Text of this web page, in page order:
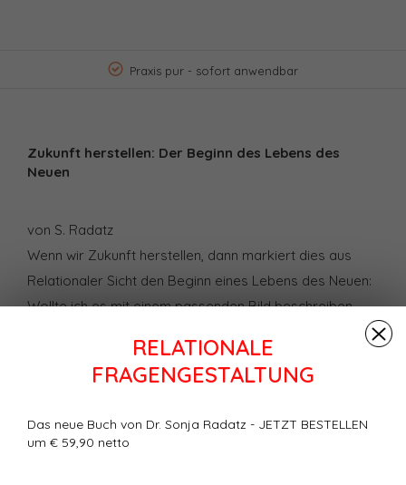
RELATIONALE
FRAGENGESTALTUNG
Das neue Buch von Dr. Sonja Radatz - JETZT BESTELLEN
um € 59,90 netto
Praxis pur - sofort anwendbar
Zukunft herstellen: Der Beginn des Lebens des
Neuen
von S. Radatz
Wenn wir Zukunft herstellen, dann markiert dies aus
Relationaler Sicht den Beginn eines Lebens des Neuen:
Wollte ich es mit einem passenden Bild beschreiben,
Gewässer, das wir nicht kennen — aber wir wissen, dass
wir schwimmen können.
Bewertungen